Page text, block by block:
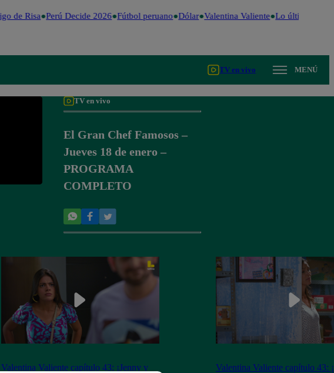
de Risa Perú Decide 2026 Fútbol peruano Dólar Valentina Valiente Lo último
TV en vivo MENÚ
TV en vivo
El Gran Chef Famosos –
Jueves 18 de enero –
PROGRAMA
COMPLETO
Valentina Valiente capítulo 43: ¡Jenny y
Valentina Valiente capítulo 43: